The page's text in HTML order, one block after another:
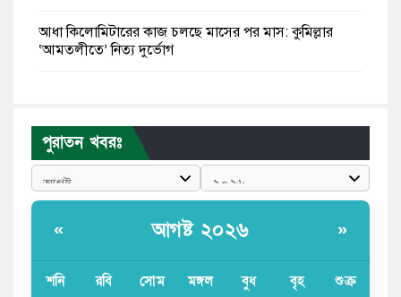
আধা কিলোমিটারের কাজ চলছে মাসের পর মাস: কুমিল্লার
‘আমতলীতে’ নিত্য দুর্ভোগ
পুলিশকে পিটিয়ে রক্তাক্ত করেছি এ দৃশ্য কি আপনারা দেখেননি:
এনসিপি নেতা
সরকার
পুরাতন খবরঃ
« আগষ্ট ২০২৬ »
শনি রবি সোম মঙ্গল বুধ বৃহ শুক্র